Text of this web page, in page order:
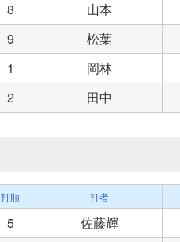
8
山本
9
松葉
1
岡林
2 田中
打順 打者
5
佐藤輝